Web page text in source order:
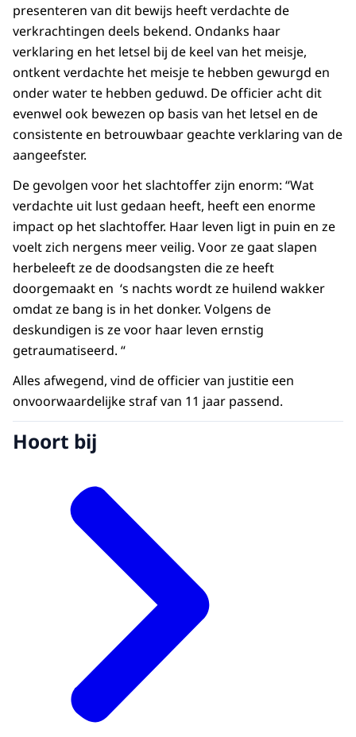
presenteren van dit bewijs heeft verdachte de
verkrachtingen deels bekend. Ondanks haar
verklaring en het letsel bij de keel van het meisje,
ontkent verdachte het meisje te hebben gewurgd en
onder water te hebben geduwd. De officier acht dit
evenwel ook bewezen op basis van het letsel en de
consistente en betrouwbaar geachte verklaring van de
aangeefster.
De gevolgen voor het slachtoffer zijn enorm: “Wat
verdachte uit lust gedaan heeft, heeft een enorme
impact op het slachtoffer. Haar leven ligt in puin en ze
voelt zich nergens meer veilig. Voor ze gaat slapen
herbeleeft ze de doodsangsten die ze heeft
doorgemaakt en ‘s nachts wordt ze huilend wakker
omdat ze bang is in het donker. Volgens de
deskundigen is ze voor haar leven ernstig
getraumatiseerd. “
Alles afwegend, vind de officier van justitie een
onvoorwaardelijke straf van 11 jaar passend.
Hoort bij